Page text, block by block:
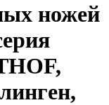
ножей